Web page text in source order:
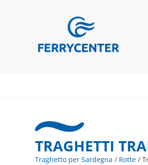
TRAGHETTI
Traghetto per Sardegna / Rotte /